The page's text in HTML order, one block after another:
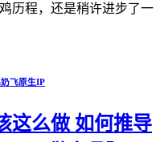
历程，还是稍许进步了一
奶飞原生IP
这么做 如何推导